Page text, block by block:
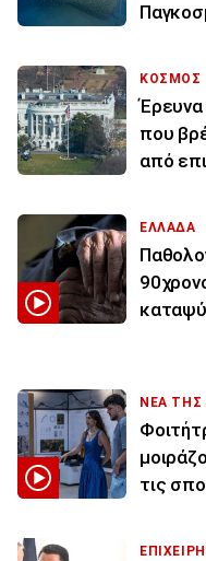
ΚΟΣΜΟΣ
Έρευνα
που
από
ΕΛΛΑΔΑ
ΝΕΑ ΤΗΣ
τις